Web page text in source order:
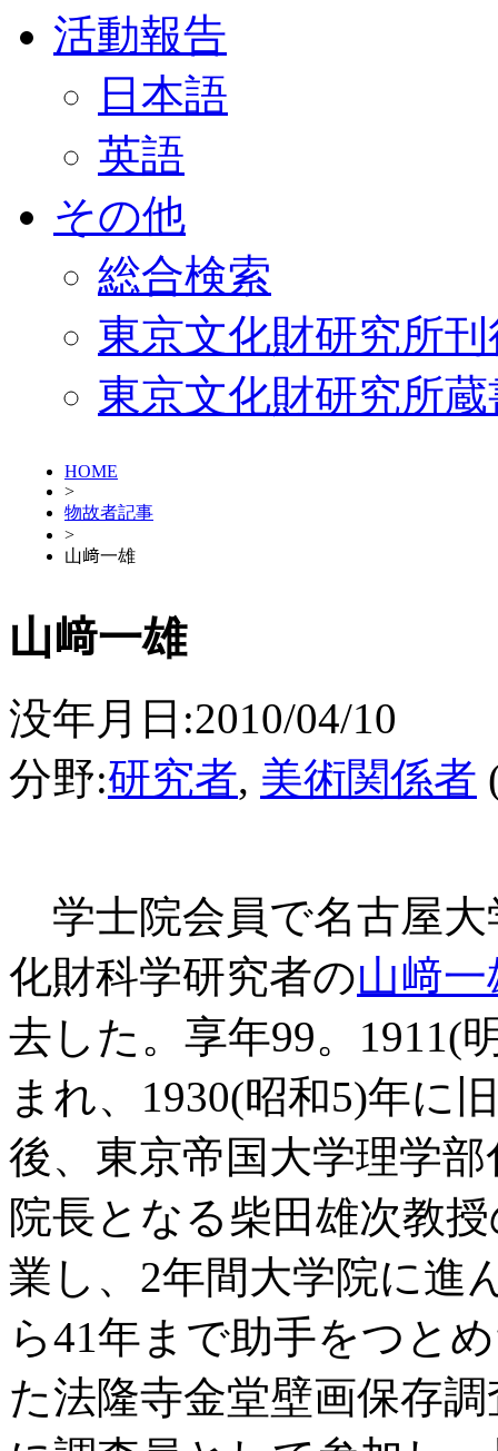
活動報告
日本語
英語
その他
総合検索
東京文化財研究所
東京文化財研究所
HOME
>
物故者記事
>
山﨑一雄
山﨑一雄
没年月日:2010/04/10
分野:研究者, 美術関係者
学士院会員で名古屋大
化財科学研究者の山﨑一
去した。享年99。1911(
まれ、1930(昭和5)年に
後、東京帝国大学理学
院長となる柴田雄次教
業し、2年間大学院に進
ら41年まで助手をつと
た法隆寺金堂壁画保存